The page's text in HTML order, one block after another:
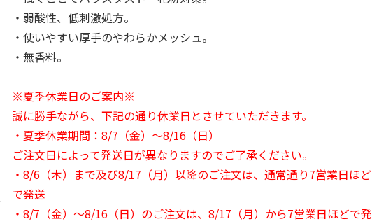
・弱酸性、低刺激処方。
・使いやすい厚手のやわらかメッシュ。
・無香料。
※夏季休業日のご案内※
誠に勝手ながら、下記の通り休業日とさせていただきます。
・夏季休業期間：8/7（金）～8/16（日）
ご注文日によって発送日が異なりますのでご了承ください。
・8/6（木）まで及び8/17（月）以降のご注文は、通常通り7営業日ほど
で発送
・8/7（金）～8/16（日）のご注文は、8/17（月）から7営業日ほどで発